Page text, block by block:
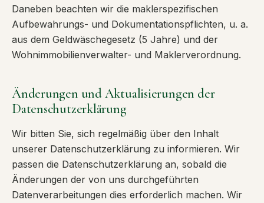
Daneben beachten wir die maklerspezifischen
Aufbewahrungs- und Dokumentationspflichten, u. a.
aus dem Geldwäschegesetz (5 Jahre) und der
Wohnimmobilienverwalter- und Maklerverordnung.
Änderungen und Aktualisierungen der
Datenschutzerklärung
Wir bitten Sie, sich regelmäßig über den Inhalt
unserer Datenschutzerklärung zu informieren. Wir
passen die Datenschutzerklärung an, sobald die
Änderungen der von uns durchgeführten
Datenverarbeitungen dies erforderlich machen. Wir